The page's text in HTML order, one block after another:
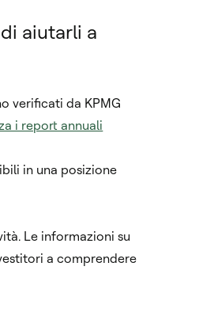
aiutarli a
verificati da KPMG
i report annuali
in una posizione
Le informazioni su
a comprendere